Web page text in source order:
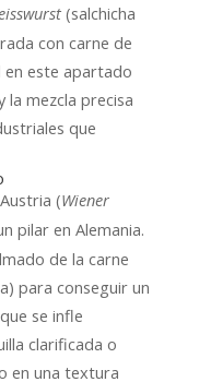
(salchicha
con carne de
este apartado
la mezcla precisa
que
(Wiener
pilar en Alemania.
de la carne
para conseguir un
se infle
clarificada o
en una textura